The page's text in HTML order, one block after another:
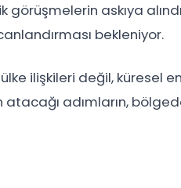
askıya
bekleniyor.
ilişkileri değil, küresel
adımların,